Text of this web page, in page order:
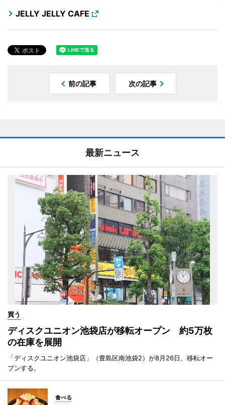
JELLY JELLY CAFE
前の記事 次の記事
最新ニュース
買う
ディスクユニオン池袋店が移転オープン 約5万枚
の在庫を展開
「ディスクユニオン池袋店」（豊島区南池袋2）が8月26日、移転オー
プンする。
食べる